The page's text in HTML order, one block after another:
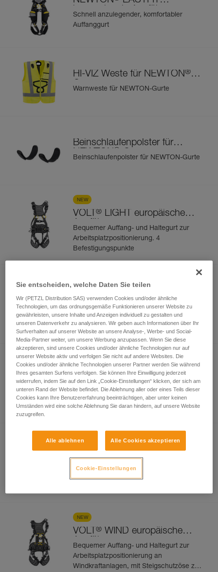
internationale Ausführung
Schnell anzulegender, komfortabler
Auffanggurt
HI-VIZ Weste für NEWTON®-
Gurte
Warnweste für NEWTON-Gurte
Beinschlaufenpolster für
NEWTON
-Gurte
Beinschlaufenpolster für NEWTON-Gurte
NEW
VOLT ® LIGHT europäische
Ausführung
Bequemer Auffang- und Haltegurt zur
Arbeitsplatzpositionierung. 4
Befestigungspunkte
Ausführung
Bequemer Auffang- und Haltegurt zur
Arbeitsplatzpositionierung. 4
Befestigungspunkte
NEW
VOLT®europäische
Ausführung
Bequemer Auffang- und Haltegurt zur
Arbeitsplatzpositionierung mit
Steigschutzöse zur vertikalen
Befestigungspunkte
VOLT®
internationale
Ausführung
Bequemer Auffang- und Haltegurt zur
Arbeitsplatzpositionierung mit
Befestigungspunkte
NEW
VOLT ® WIND europäische
Ausführung
Bequemer Auffang- und Haltegurt zur
Arbeitsplatzpositionierung an
Windkraftanlagen, mit Steigschutzöse zur
Sie entscheiden, welche Daten Sie teilen
Wir (PETZL Distribution SAS) verwenden Cookies und/oder ähnliche
Technologien, um das ordnungsgemäße Funktionieren unserer Website zu
gewährleisten, unsere Inhalte und Anzeigen individuell zu gestalten und
unseren Datenverkehr zu analysieren. Wir geben auch Informationen über Ihr
Surfverhalten auf unserer Website an unsere Analyse-, Werbe- und Social-
Media-Partner weiter, um unsere Werbung anzupassen. Wenn Sie diese
akzeptieren, sind unsere Cookies und/oder ähnliche Technologien nur auf
unserer Website aktiv und verfolgen Sie nicht auf andere Websites. Die
Cookies und/oder ähnliche Technologien unserer Partner werden Sie während
Ihres gesamten Surfens verfolgen. Sie können Ihre Einwilligung jederzeit
widerrufen, indem Sie auf den Link „Cookie-Einstellungen“ klicken, der sich am
unteren Rand der Website befindet. Die Ablehnung aller oder eines Teils dieser
Cookies kann Ihre Benutzererfahrung beeinträchtigen, aber unter keinen
Umständen wird eine solche Ablehnung Sie daran hindern, auf unsere Website
zuzugreifen.
Alle ablehnen Alle Cookies akzeptieren
Cookie-Einstellungen